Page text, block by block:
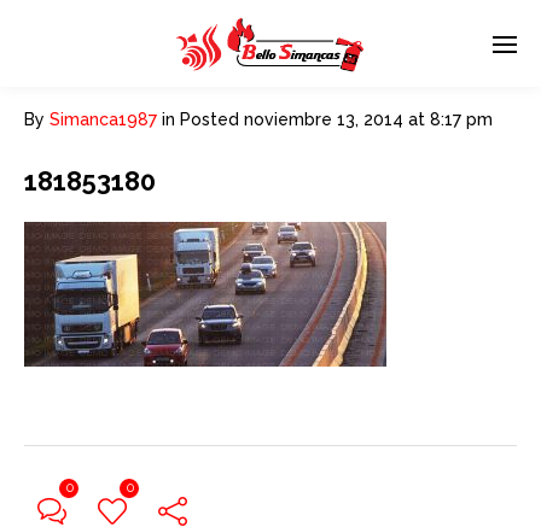
By Simanca1987 in Posted noviembre 13, 2014 at 8:17 pm
181853180
0 0